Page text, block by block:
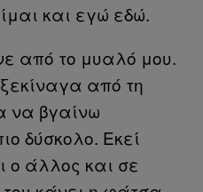
και εγώ εδώ.
από το μυαλό μου.
από τη
να βγαίνω
δύσκολο. Εκεί
ο άλλος και σε